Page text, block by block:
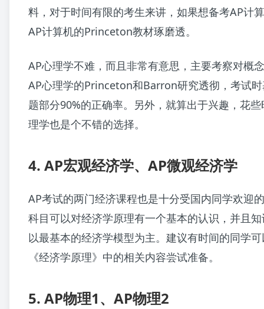
料，对于时间有限的考生来讲，如果想备考AP计
AP计算机的Princeton教材琢磨透。
AP心理学不难，而且非常有意思，主要考察对概
AP心理学的Princeton和Barron研究透彻，考试
题部分90%的正确率。另外，就算出于兴趣，花
理学也是个不错的选择。
4. AP宏观经济学、AP微观经济学
AP考试的两门经济课程也是十分受国内同学欢迎
科目可以对经济学原理有一个基本的认识，并且
以最基本的经济学模型为主。建议有时间的同学
《经济学原理》中的相关内容尝试准备。
5. AP物理1、AP物理2